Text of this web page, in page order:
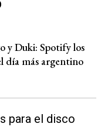
y Duki: Spotify los
día más argentino
para el disco